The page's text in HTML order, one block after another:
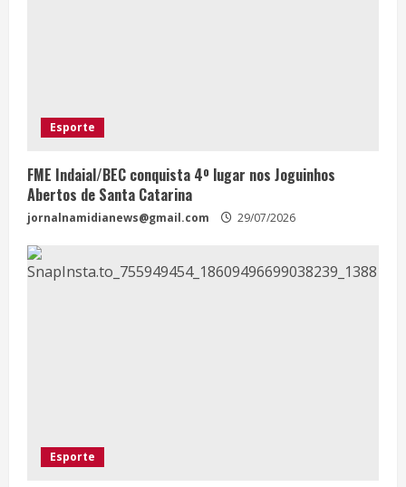
Esporte
FME Indaial/BEC conquista 4º lugar nos Joguinhos
Abertos de Santa Catarina
jornalnamidianews@gmail.com 29/07/2026
Esporte